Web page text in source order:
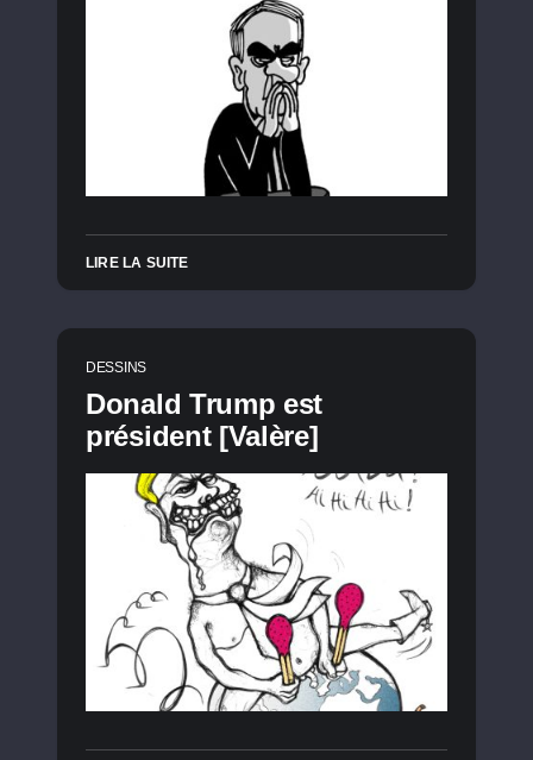
LIRE LA SUITE
DESSINS
Donald Trump est
président [Valère]